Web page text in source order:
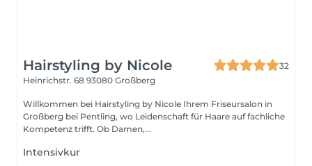
Hairstyling by Nicole
32
Heinrichstr. 68 93080 Großberg
Willkommen bei Hairstyling by Nicole Ihrem Friseursalon in
Großberg bei Pentling, wo Leidenschaft für Haare auf fachliche
Kompetenz trifft. Ob Damen,...
Intensivkur